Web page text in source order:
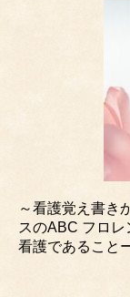
～看護覚え書き
スのABC フロ
看護であること